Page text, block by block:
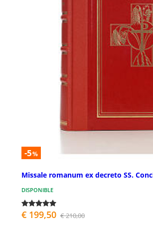
-5%
Missale romanum ex decreto SS.
DISPONIBLE
€ 199,50 € 210,00